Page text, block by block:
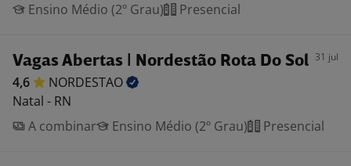
Ensino Médio (2º Grau)
Presencial
Vagas Abertas | Nordestão Rota Do Sol 31 jul
4,6
NORDESTAO
Natal - RN
A combinar
Ensino Médio (2º Grau) Presencial